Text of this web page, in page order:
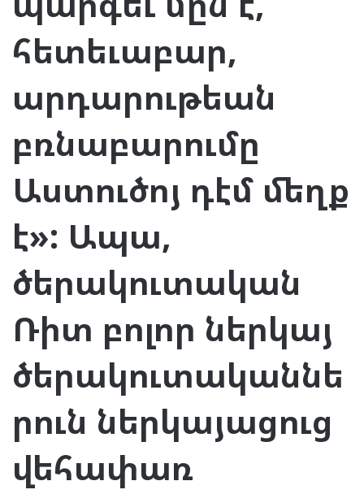
հետեւաբար,
արդարութեան
բռնաբարումը
Աստուծոյ դէմ մեղք
է»: Ապա,
ծերակուտական
Ռիտ բոլոր ներկայ
ծերակուտականնե
րուն ներկայացուց
վեհափառ